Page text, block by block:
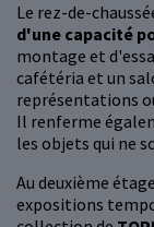
Le rez-de-
d'une capacité
montage et
cafétéria et un
représentations
Il renferme
les objets qui ne
Au deuxième
expositions